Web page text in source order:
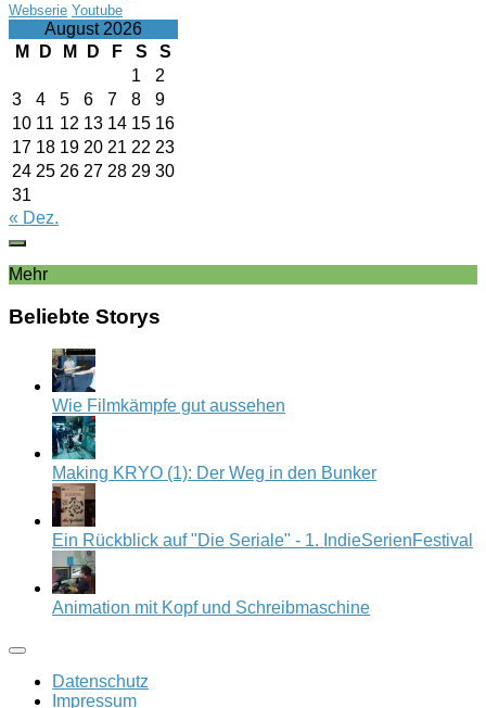
Webserie Youtube
August 2026
M
D M D F S
S
1
2
3
4 5 6 7 8
9
10 11 12 13 14 15 16
17 18 19 20 21 22 23
24 25 26 27 28 29 30
31
« Dez.
Mehr
Beliebte Storys
Wie Filmkämpfe gut aussehen
Making KRYO (1): Der Weg in den Bunker
Ein Rückblick auf "Die Seriale" - 1. IndieSerienFestival
Animation mit Kopf und Schreibmaschine
Datenschutz
Impressum